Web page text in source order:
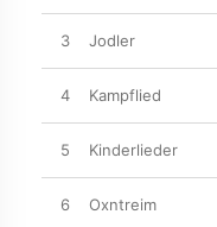
3 Jodler
4 Kampflied
5 Kinderlieder
6 Oxntreim